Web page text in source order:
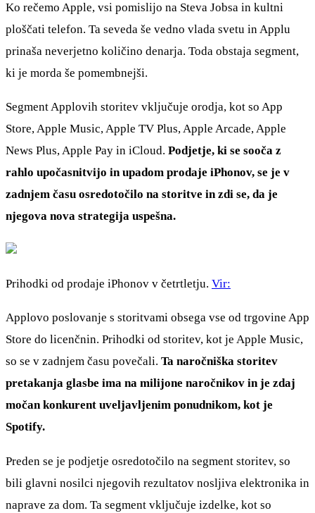
Ko rečemo Apple, vsi pomislijo na Steva Jobsa in kultni
ploščati telefon. Ta seveda še vedno vlada svetu in Applu
prinaša neverjetno količino denarja. Toda obstaja segment,
ki je morda še pomembnejši.
Segment Applovih storitev vključuje orodja, kot so App
Store, Apple Music, Apple TV Plus, Apple Arcade, Apple
News Plus, Apple Pay in iCloud. Podjetje, ki se sooča z
rahlo upočasnitvijo in upadom prodaje iPhonov, se je v
zadnjem času osredotočilo na storitve in zdi se, da je
njegova nova strategija uspešna.
Prihodki od prodaje iPhonov v četrtletju. Vir:
Applovo poslovanje s storitvami obsega vse od trgovine App
Store do licenčnin. Prihodki od storitev, kot je Apple Music,
so se v zadnjem času povečali. Ta naročniška storitev
pretakanja glasbe ima na milijone naročnikov in je zdaj
močan konkurent uveljavljenim ponudnikom, kot je
Spotify.
Preden se je podjetje osredotočilo na segment storitev, so
bili glavni nosilci njegovih rezultatov nosljiva elektronika in
naprave za dom. Ta segment vključuje izdelke, kot so